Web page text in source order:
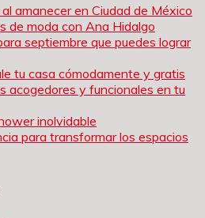
amanecer en Ciudad de México
de moda con Ana Hidalgo
septiembre que puedes lograr
tu casa cómodamente y gratis
acogedores y funcionales en tu
inolvidable
para transformar los espacios